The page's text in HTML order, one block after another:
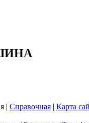
| Справочная | Карта